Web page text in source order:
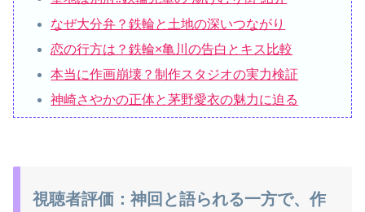
なぜ大分弁？鉄輪と土地の深いつながり
恋の行方は？鉄輪×亀川の告白とキス比較
本当に作画崩壊？制作スタジオの実力検証
神崎さやかの正体と茅野愛衣の魅力に迫る
視聴者評価：神回と語られる一方で、作